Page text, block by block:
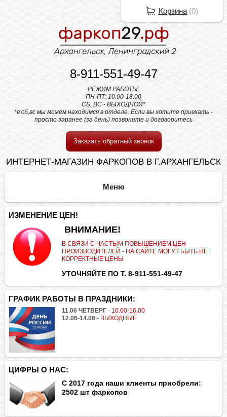
8-911-551-49-47
РЕЖИМ РАБОТЫ:
ПН-ПТ: 10.00-18.00
СБ, ВС - ВЫХОДНОЙ*
*в сб,вс мы можем находимся в отделе. Если вы хотите приехать -
просто заранее (за день) позвоните и договоритесь
Заказать обратный звонок
ИНТЕРНЕТ-МАГАЗИН ФАРКОПОВ В Г.АРХАНГЕЛЬСК
ИЗМЕНЕНИЕ ЦЕН!
ВНИМАНИЕ!
В СВЯЗИ С ЧАСТЫМ ПОВЫШЕНИЕМ ЦЕН
ПРОИЗВОДИТЕЛЕЙ - НА САЙТЕ МОГУТ БЫТЬ НЕ
КОРРЕКТНЫЕ ЦЕНЫ
УТОЧНЯЙТЕ ПО Т. 8-911-551-49-47
ГРАФИК РАБОТЫ В ПРАЗДНИКИ:
11.06 ЧЕТВЕРГ - 10.00-16.00
12.06-14.06 - ВЫХОДНЫЕ
ЦИФРЫ О НАС:
С 2017 года наши клиенты приобрели:
2502 шт фаркопов
Корзина(0)